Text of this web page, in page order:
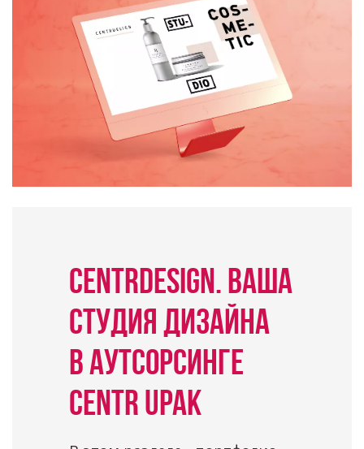
CENTRDESIGN. ВАША
СТУДИЯ ДИЗАЙНА
В АУТСОРСИНГЕ
CENTR UPAK